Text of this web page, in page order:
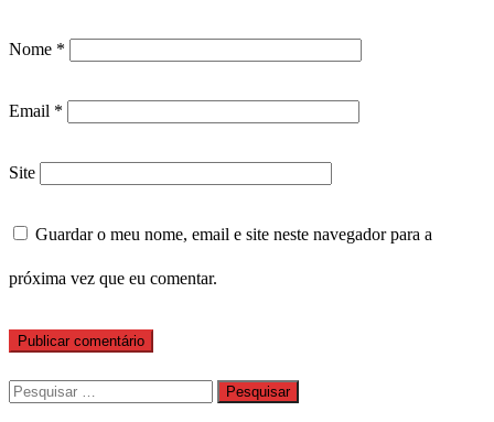
Nome *
Email *
Site
Guardar o meu nome, email e site neste navegador para a
próxima vez que eu comentar.
Pesquisar
por: